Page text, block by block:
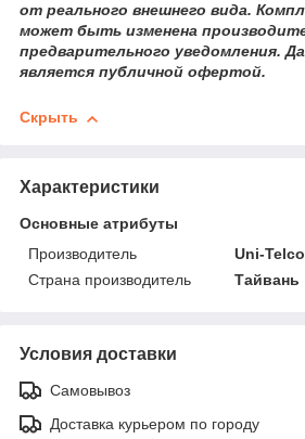
от реального внешнего вида.
может быть изменена
предварительного уведомления.
является публичной офертой.
Скрыть
Характеристики
Основные атрибуты
Производитель
Uni-Telco
Страна производитель
Тайвань
Условия доставки
Самовывоз
Доставка курьером по городу